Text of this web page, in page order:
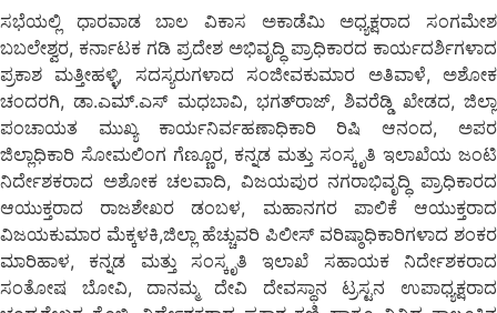
ಸಭೆಯಲ್ಲಿ ಧಾರವಾಡ ಬಾಲ ವಿಕಾಸ ಅಕಾಡೆಮಿ ಅಧ್ಯಕ್ಷರಾದ ಸಂಗಮೇಶ
ಬಬಲೇಶ್ವರ, ಕರ್ನಾಟಕ ಗಡಿ ಪ್ರದೇಶ ಅಭಿವೃದ್ಧಿ ಪ್ರಾಧಿಕಾರದ ಕಾರ್ಯದರ್ಶಿಗಳಾದ
ಪ್ರಕಾಶ ಮತ್ತೀಹಳ್ಳಿ, ಸದಸ್ಯರುಗಳಾದ ಸಂಜೀವಕುಮಾರ ಅತಿವಾಳೆ, ಅಶೋಕ
ಚಂದರಗಿ, ಡಾ.ಎಮ್.ಎಸ್ ಮಧಬಾವಿ, ಭಗತ್‌ರಾಜ್, ಶಿವರೆಡ್ಡಿ ಖೇಡದ, ಜಿಲ್ಲಾ
ಪಂಚಾಯತ ಮುಖ್ಯ ಕಾರ್ಯನಿರ್ವಹಣಾಧಿಕಾರಿ ರಿಷಿ ಆನಂದ, ಅಪರ
ಜಿಲ್ಲಾಧಿಕಾರಿ ಸೋಮಲಿಂಗ ಗೆಣ್ಣೂರ, ಕನ್ನಡ ಮತ್ತು ಸಂಸ್ಕೃತಿ ಇಲಾಖೆಯ ಜಂಟಿ
ನಿರ್ದೇಶಕರಾದ ಅಶೋಕ ಚಲವಾದಿ, ವಿಜಯಪುರ ನಗರಾಭಿವೃದ್ಧಿ ಪ್ರಾಧಿಕಾರದ
ಆಯುಕ್ತರಾದ ರಾಜಶೇಖರ ಡಂಬಳ, ಮಹಾನಗರ ಪಾಲಿಕೆ ಆಯುಕ್ತರಾದ
ವಿಜಯಕುಮಾರ ಮೆಕ್ಕಳಕಿ,ಜಿಲ್ಲಾ ಹೆಚ್ಚುವರಿ ಪಿಲೀಸ್ ವರಿಷ್ಠಾಧಿಕಾರಿಗಳಾದ ಶಂಕರ
ಮಾರಿಹಾಳ, ಕನ್ನಡ ಮತ್ತು ಸಂಸ್ಕೃತಿ ಇಲಾಖೆ ಸಹಾಯಕ ನಿರ್ದೇಶಕರಾದ
ಸಂತೋಷ ಬೋವಿ, ದಾನಮ್ಮ ದೇವಿ ದೇವಸ್ಥಾನ ಟ್ರಸ್ಟನ ಉಪಾಧ್ಯಕ್ಷರಾದ